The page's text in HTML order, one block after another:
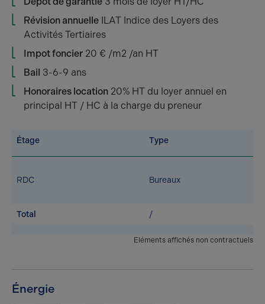
Révision annuelle ILAT Indice des Loyers des
Activités Tertiaires
Impot foncier 20 € /m2 /an HT
Bail 3-6-9 ans
Honoraires location 20% HT du loyer annuel en
principal HT / HC à la charge du preneur
Étage Type
RDC Bureaux
Total /
Eléments affichés non contractuels
Énergie